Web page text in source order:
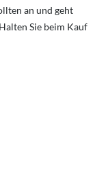
an und geht
Sie beim Kauf